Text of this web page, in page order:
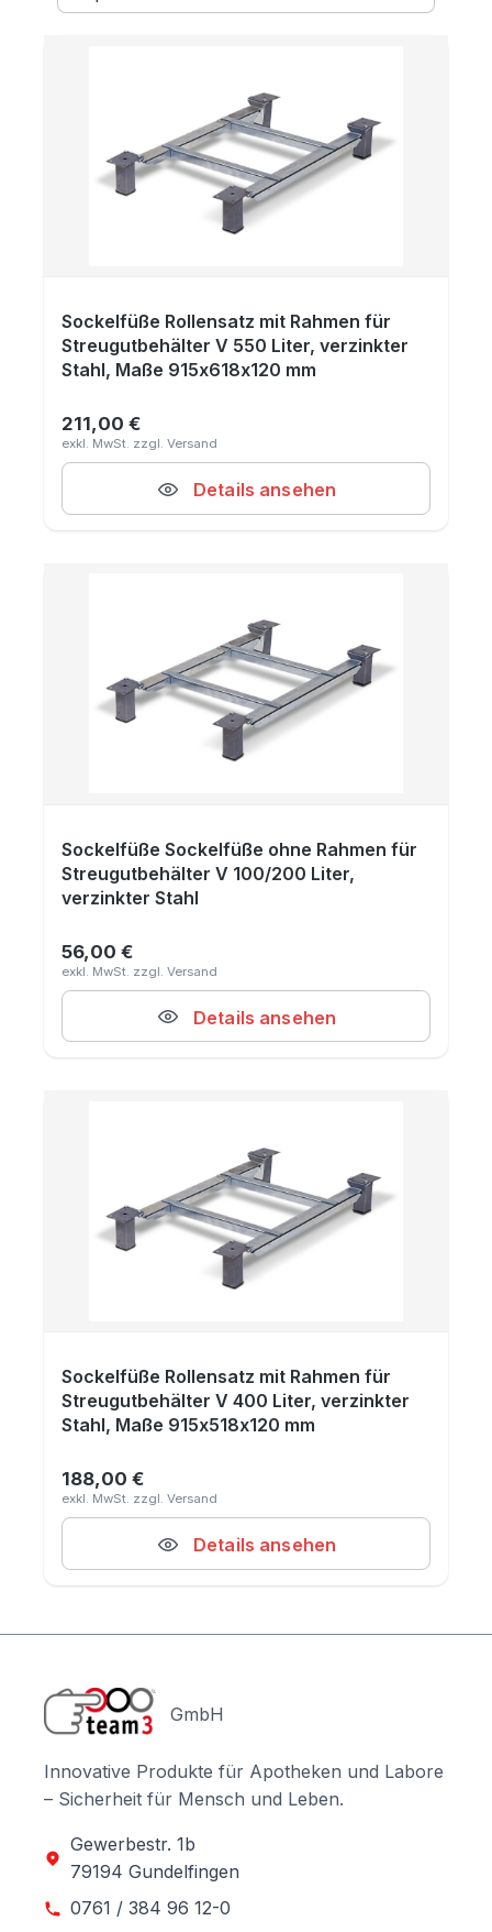
Sockelfüße Rollensatz mit Rahmen für
Streugutbehälter V 550 Liter, verzinkter
Stahl, Maße 915x618x120 mm
Regulärer Preis:
211,00 €
Details ansehen
Sockelfüße Sockelfüße ohne Rahmen für
Streugutbehälter V 100/200 Liter,
verzinkter Stahl
Regulärer Preis:
56,00 €
Details ansehen
Sockelfüße Rollensatz mit Rahmen für
Streugutbehälter V 400 Liter, verzinkter
Stahl, Maße 915x518x120 mm
Regulärer Preis:
188,00 €
Details ansehen
GmbH
Innovative Produkte für Apotheken und Labore
– Sicherheit für Mensch und Leben.
Gewerbestr. 1b
79194 Gundelfingen
0761 / 384 96 12-0